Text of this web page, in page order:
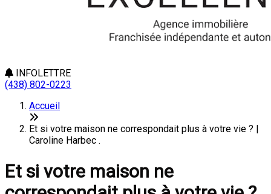
INFOLETTRE
(438) 802-0223
Accueil
Et si votre maison ne correspondait plus à votre vie ? |
Caroline Harbec .
Et si votre maison ne